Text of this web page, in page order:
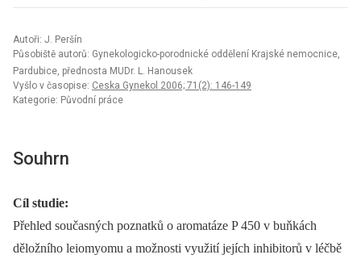
Autoři: J. Peršín
Působiště autorů: Gynekologicko-porodnické oddělení Krajské nemocnice,
Pardubice, přednosta MUDr. L. Hanousek
Vyšlo v časopise: Ceska Gynekol 2006; 71(2): 146-149
Kategorie: Původní práce
Souhrn
Cíl studie:
Přehled současných poznatků o aromatáze P 450 v buňkách
děložního leiomyomu a možnosti využití jejích inhibitorů v léčbě